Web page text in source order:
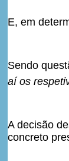
E, em
Sendo
aí os
A decisão
concreto